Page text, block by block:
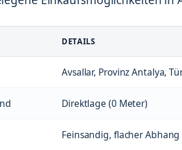
DETAILS
Avsallar, Provinz Antalya,
Direktlage (0 Meter)
Feinsandig, flacher